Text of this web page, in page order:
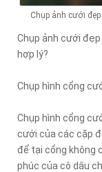
Chụp ảnh cưới
Chụp ảnh cưới đẹp
hợp lý?
Chụp hình cổng
Chụp hình cổng
cưới của các cặp
để tại cổng không
phúc của cô dâu